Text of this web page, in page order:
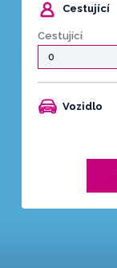
Cestující
Cestující
Vozidlo